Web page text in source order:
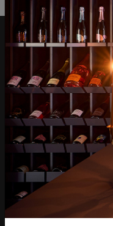
Над 1300 вина от цял